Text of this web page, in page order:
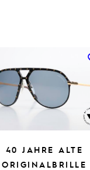
40 JAHRE ALTE
ORIGINALBRILLE